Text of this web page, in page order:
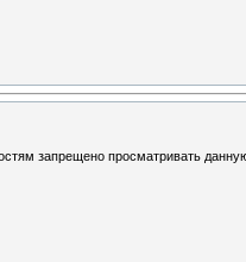
запрещено просматривать